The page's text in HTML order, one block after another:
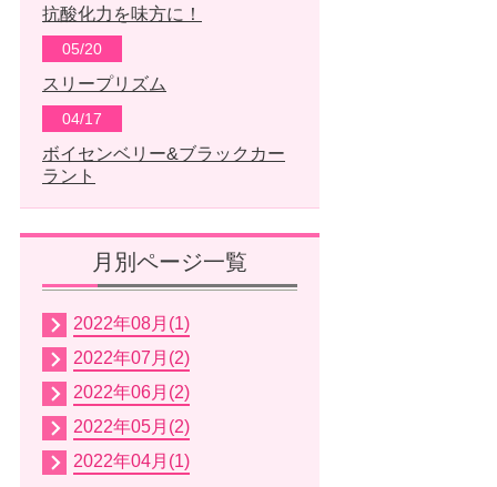
抗酸化力を味方に！
05/20
スリープリズム
04/17
ボイセンベリー&ブラックカー
ラント
月別ページ一覧
2022年08月(1)
2022年07月(2)
2022年06月(2)
2022年05月(2)
2022年04月(1)